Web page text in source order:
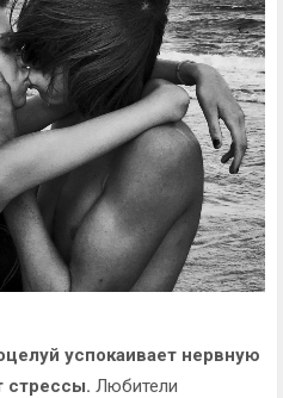
успокаивает нервную
стрессы. Любители